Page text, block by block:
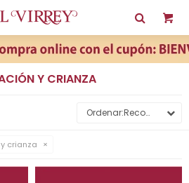
Y CRIANZA
Recomendados
crianza